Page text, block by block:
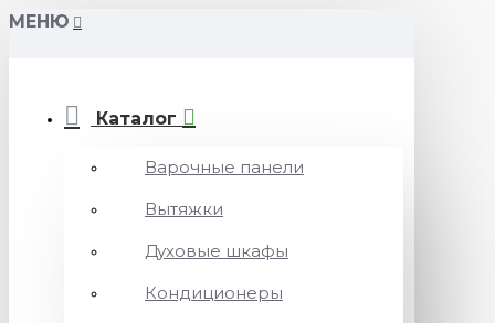
МЕНЮ
Каталог
Варочные панели
Вытяжки
Духовые шкафы
Кондиционеры